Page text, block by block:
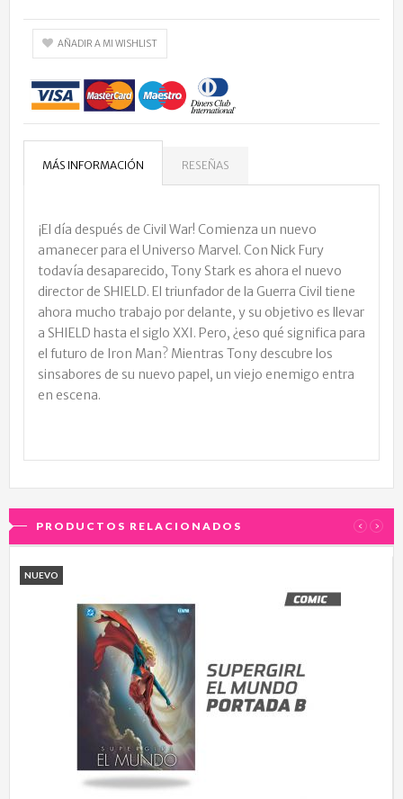
AÑADIR A MI WISHLIST
MÁS INFORMACIÓN RESEÑAS
¡El día después de Civil War! Comienza un nuevo
amanecer para el Universo Marvel. Con Nick Fury
todavía desaparecido, Tony Stark es ahora el nuevo
director de SHIELD. El triunfador de la Guerra Civil tiene
ahora mucho trabajo por delante, y su objetivo es llevar
a SHIELD hasta el siglo XXI. Pero, ¿eso qué significa para
el futuro de Iron Man? Mientras Tony descubre los
sinsabores de su nuevo papel, un viejo enemigo entra
en escena.
PRODUCTOS RELACIONADOS ‹ ›
NUEVO